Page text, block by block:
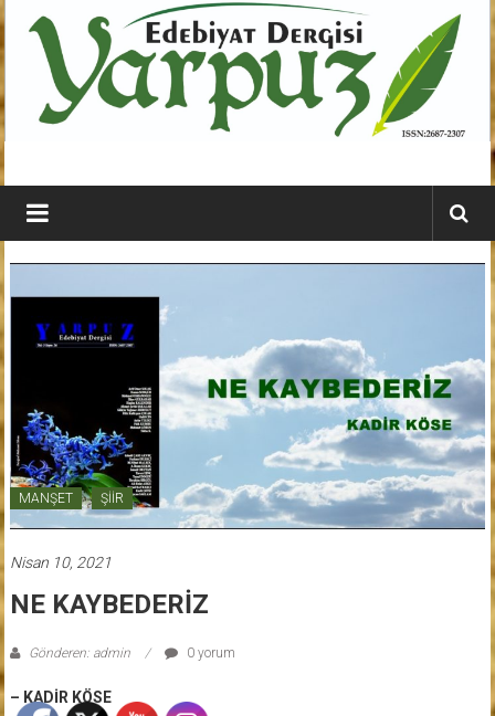
geç
YARPUZ
Edebiyat
Dergisi
Dergisi
MANŞET ŞİİR
Nisan 10, 2021
NE KAYBEDERİZ
Gönderen: admin 0 yorum
– KADİR KÖSE